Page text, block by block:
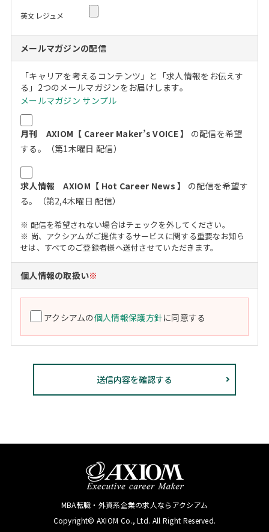
英文レジュメ
メールマガジンの配信
「キャリアを考えるコンテンツ」と「求人情報をお伝えす
る」2つのメールマガジンをお届けします。
メールマガジン サンプル
月刊 AXIOM【 Career Maker’s VOICE 】
の配信を希望
する。（第1木曜日 配信）
求人情報 AXIOM【 Hot Career News 】
の配信を希望す
る。（第2,4木曜日 配信）
※ 配信を希望されない場合はチェックを外してください。
※ 尚、アクシアムがご提供するサービスに関する重要なお知ら
せは、すべてのご登録者様へ送付させていただきます。
個人情報の取扱い※
アクシアムの個人情報保護方針に同意する
MBA転職・外資系企業の求人ならアクシアム
Copyright© AXIOM Co., Ltd. All Right Reserved.